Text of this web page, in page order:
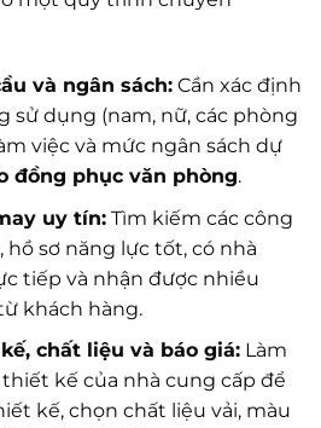
và ngân sách:Cần xác định
sử dụng (nam, nữ, các phòng
việc và mức ngân sách dự
đồng phục văn phòng.
uy tín:Tìm kiếm các công
sơ năng lực tốt, có nhà
tiếp và nhận được nhiều
khách hàng.
chất liệu và báo giá:Làm
kế của nhà cung cấp để
kế, chọn chất liệu vải, màu